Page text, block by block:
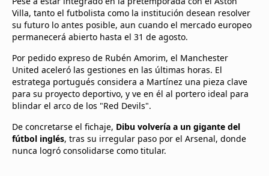
Villa, tanto el futbolista como la institución desean resolver
su futuro lo antes posible, aun cuando el mercado europeo
permanecerá abierto hasta el 31 de agosto.
Por pedido expreso de Rubén Amorim, el Manchester
United aceleró las gestiones en las últimas horas. El
estratega portugués considera a Martínez una pieza clave
para su proyecto deportivo, y ve en él al portero ideal para
blindar el arco de los "Red Devils".
De concretarse el fichaje, Dibu volvería a un gigante del
fútbol inglés, tras su irregular paso por el Arsenal, donde
nunca logró consolidarse como titular.